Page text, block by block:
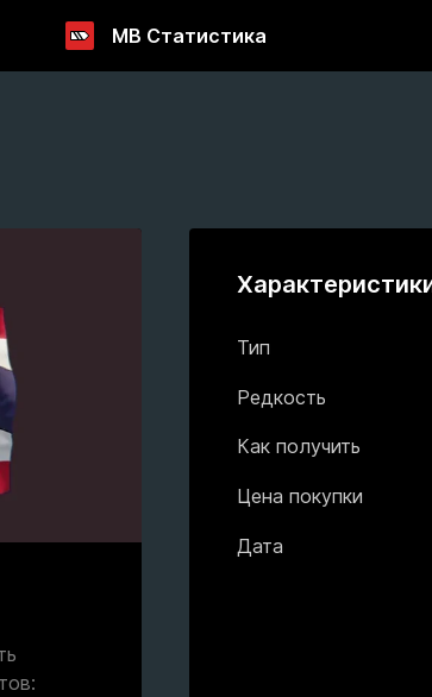
МВ Статистика
Тип
Редкость
Как получить
Цена покупки
Дата